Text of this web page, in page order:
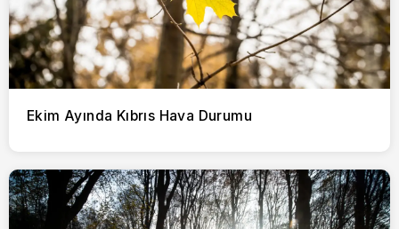
Ekim Ayında Kıbrıs Hava Durumu